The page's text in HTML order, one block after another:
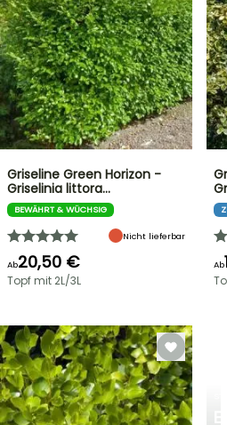
Griseline Green Horizon -
Griselinia littora…
BEWÄHRT & WÜCHSIG
Nicht lieferbar
Ab20,50 €
Topf mit 2L/3L
Ab